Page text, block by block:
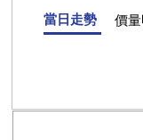
當日走勢 價